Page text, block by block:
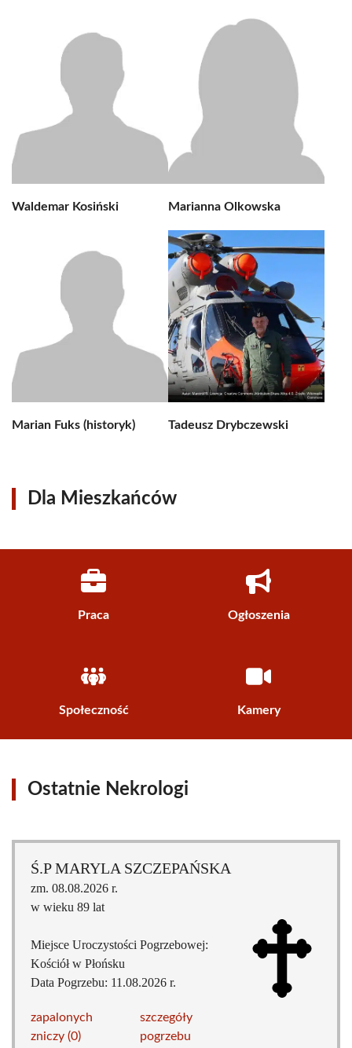
Waldemar Kosiński Marianna Olkowska
Marian Fuks (historyk) Tadeusz Drybczewski
Dla Mieszkańców
Praca Ogłoszenia
Społeczność Kamery
Ostatnie Nekrologi
Ś.P MARYLA SZCZEPAŃSKA
zm. 08.08.2026 r.
w wieku 89 lat
Miejsce Uroczystości Pogrzebowej:
Kościół w Płońsku
Data Pogrzebu: 11.08.2026 r.
zapalonych
zniczy (0)
szczegóły
pogrzebu